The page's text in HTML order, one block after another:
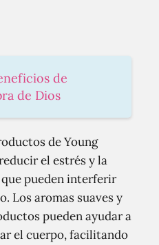
de
de Dios
de Young
el estrés y la
pueden interferir
Los aromas suaves y
pueden ayudar a
el cuerpo, facilitando